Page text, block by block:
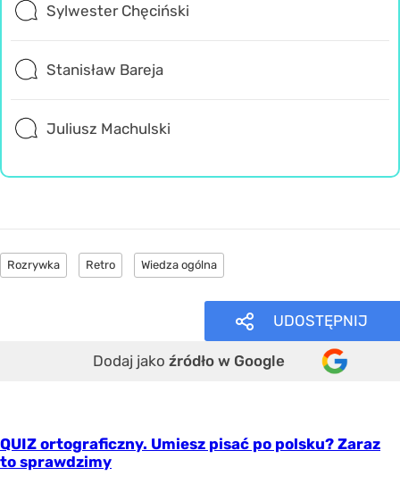
Sylwester Chęciński
Stanisław Bareja
Juliusz Machulski
Rozrywka Retro Wiedza ogólna
UDOSTĘPNIJ
Dodaj jako źródło w Google
QUIZ ortograficzny. Umiesz pisać po polsku? Zaraz
to sprawdzimy